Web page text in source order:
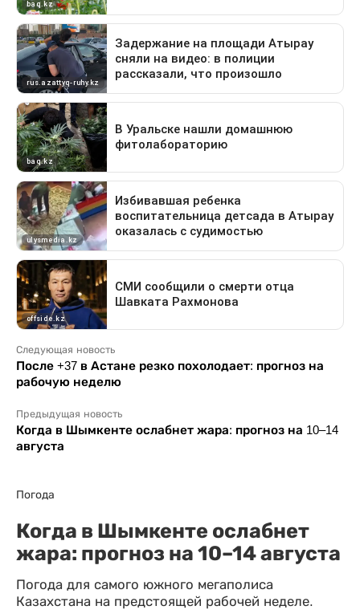
Следующая новость
После +37 в Астане резко похолодает: прогноз на
рабочую неделю
Предыдущая новость
Когда в Шымкенте ослабнет жара: прогноз на 10–14
августа
Погода
Когда в Шымкенте ослабнет
жара: прогноз на 10–14 августа
Погода для самого южного мегаполиса
Казахстана на предстоящей рабочей неделе.